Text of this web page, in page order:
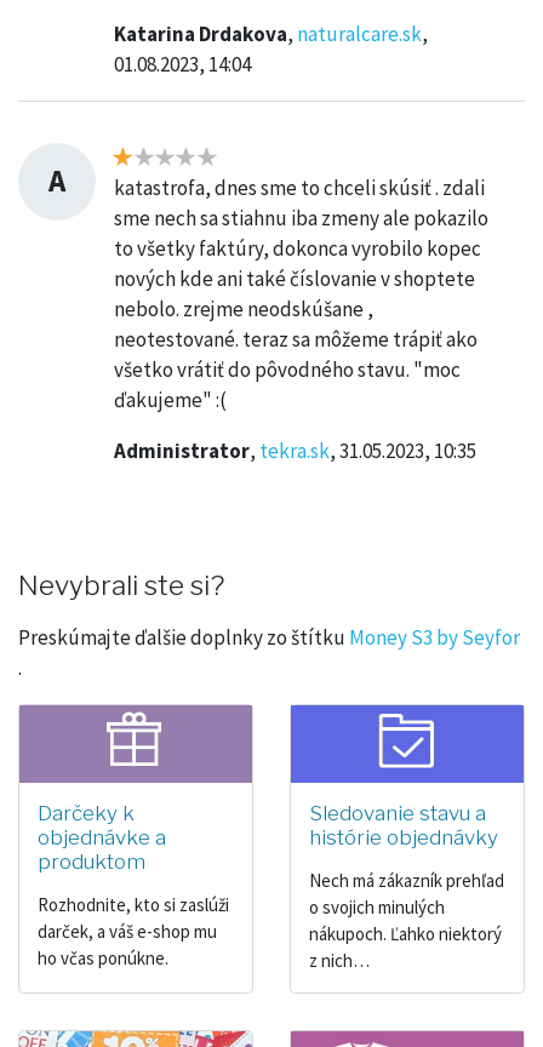
Katarina Drdakova, naturalcare.sk,
01.08.2023, 14:04
A
katastrofa, dnes sme to chceli skúsiť . zdali
sme nech sa stiahnu iba zmeny ale pokazilo
to všetky faktúry, dokonca vyrobilo kopec
nových kde ani také číslovanie v shoptete
nebolo. zrejme neodskúšane ,
neotestované. teraz sa môžeme trápiť ako
všetko vrátiť do pôvodného stavu. "moc
ďakujeme" :(
Administrator, tekra.sk, 31.05.2023, 10:35
Nevybrali ste si?
Preskúmajte ďalšie doplnky zo štítku Money S3 by Seyfor
.
Darčeky k
objednávke a
produktom
Rozhodnite, kto si zaslúži
darček, a váš e-shop mu
ho včas ponúkne.
Sledovanie stavu a
histórie objednávky
Nech má zákazník prehľad
o svojich minulých
nákupoch. Ľahko niektorý
z nich…